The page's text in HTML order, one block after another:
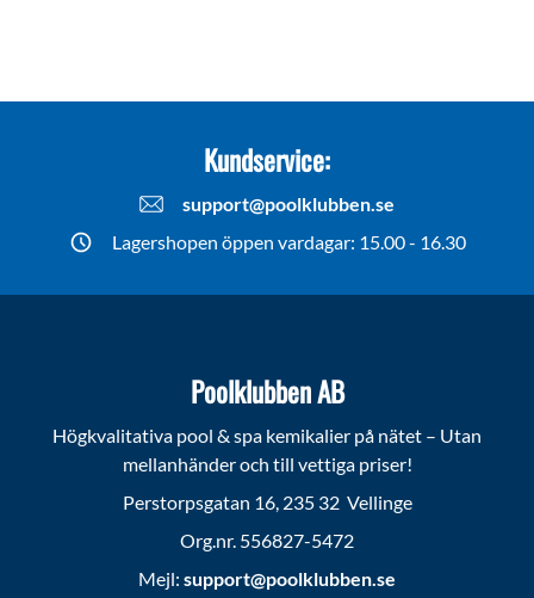
Kundservice:
support@poolklubben.se
Lagershopen öppen vardagar: 15.00 - 16.30
Poolklubben AB
Högkvalitativa pool & spa kemikalier på nätet – Utan
mellanhänder och till vettiga priser!
Perstorpsgatan 16, 235 32 Vellinge
Org.nr. 556827-5472
Mejl: support@poolklubben.se